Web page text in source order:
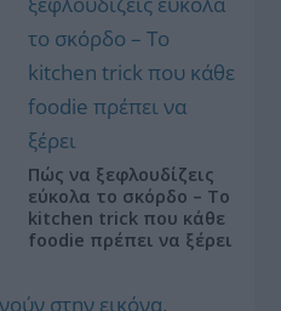
Πώς να ξεφλουδίζεις
εύκολα το σκόρδο – Το
kitchen trick που κάθε
foodie πρέπει να ξέρει